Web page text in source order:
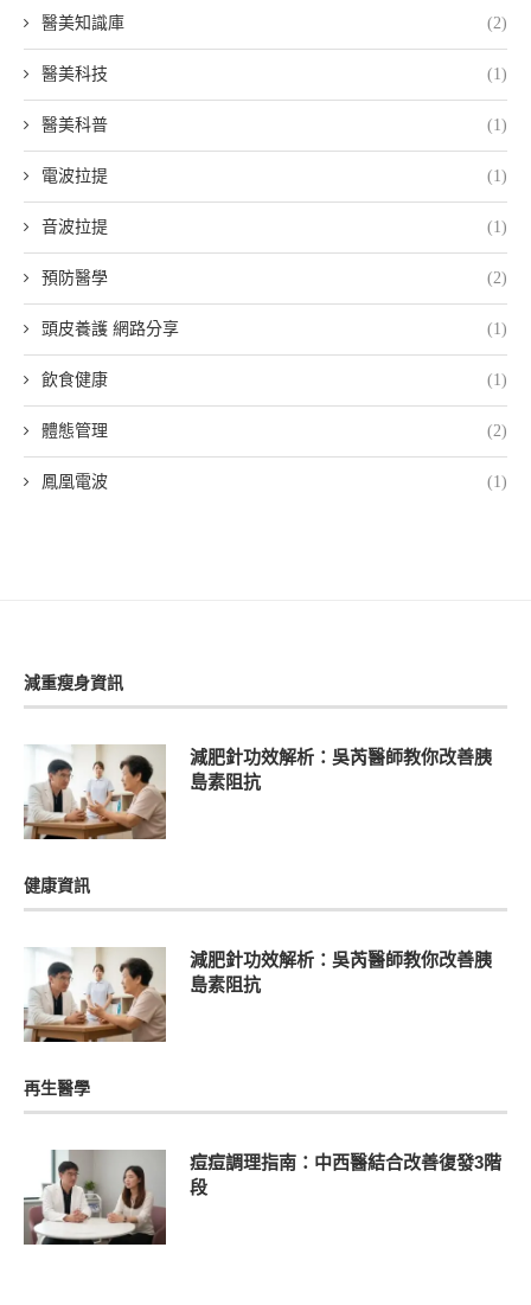
醫美知識庫 (2)
醫美科技 (1)
醫美科普 (1)
電波拉提 (1)
音波拉提 (1)
預防醫學 (2)
頭皮養護 網路分享 (1)
飲食健康 (1)
體態管理 (2)
鳳凰電波 (1)
減重瘦身資訊
減肥針功效解析：吳芮醫師教你改善胰
島素阻抗
健康資訊
減肥針功效解析：吳芮醫師教你改善胰
島素阻抗
再生醫學
痘痘調理指南：中西醫結合改善復發3階
段